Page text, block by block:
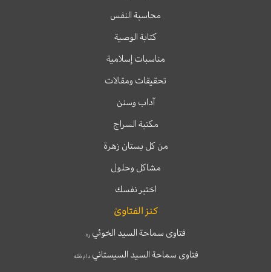
محاسبة النفس
كتابة الوصية
مناسبات إسلامية
تحقيقات ومقالات
آداب وسنن
مكتبة السراج
من كل بستان زهرة
مشاكل وحلول
اختبر نفسك
كنز الفتاوىٰ
فتاوى سماحة السيد الخوئيره
فتاوى سماحة السيد السيستانيدام ظله